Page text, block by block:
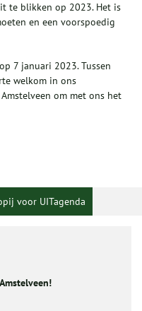
te blikken op 2023. Het is
en een voorspoedig
7 januari 2023. Tussen
welkom in ons
om met ons het
voor UITagenda